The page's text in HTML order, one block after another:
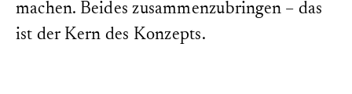
machen. Beides zusammenzubringen – das
ist der Kern des Konzepts.